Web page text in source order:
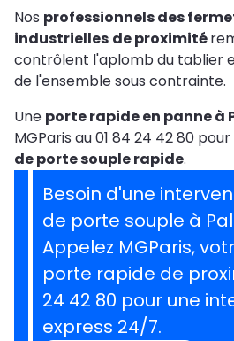
Nos professionnels des
industrielles de proximité
contrôlent l'aplomb du tablier
de l'ensemble sous contrainte.
Une porte rapide en panne à
MGParis au 01 84 24 42 80
de porte souple rapide.
Besoin d'une
de porte souple à
Appelez MGParis,
porte rapide de
24 42 80 pour une
express 24/7.